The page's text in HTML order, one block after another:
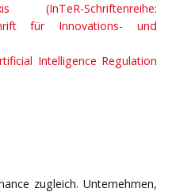
(InTeR-Schriftenreihe:
für Innovations- und
Intelligence Regulation
zugleich. Unternehmen,